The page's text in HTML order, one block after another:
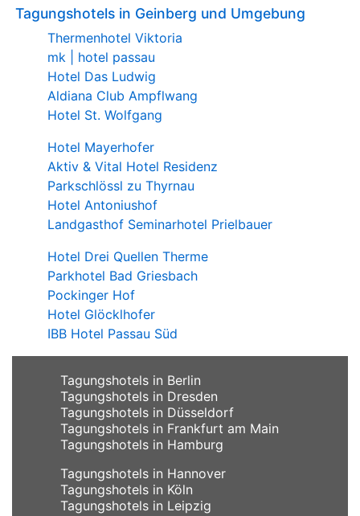
Tagungshotels in Geinberg und Umgebung
Thermenhotel Viktoria
mk | hotel passau
Hotel Das Ludwig
Aldiana Club Ampflwang
Hotel St. Wolfgang
Hotel Mayerhofer
Aktiv & Vital Hotel Residenz
Parkschlössl zu Thyrnau
Hotel Antoniushof
Landgasthof Seminarhotel Prielbauer
Hotel Drei Quellen Therme
Parkhotel Bad Griesbach
Pockinger Hof
Hotel Glöcklhofer
IBB Hotel Passau Süd
Tagungshotels in Berlin
Tagungshotels in Dresden
Tagungshotels in Düsseldorf
Tagungshotels in Frankfurt am Main
Tagungshotels in Hamburg
Tagungshotels in Hannover
Tagungshotels in Köln
Tagungshotels in Leipzig